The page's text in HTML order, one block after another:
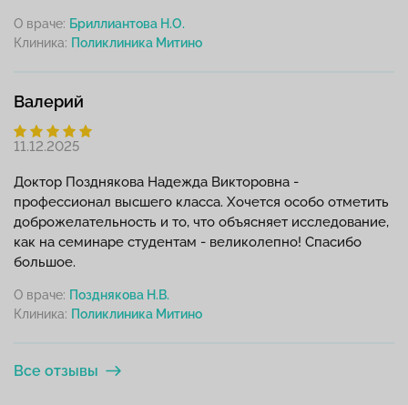
О враче: Бриллиантова Н.О.
Клиника:
Валерий
11.12.2025
Доктор Позднякова Надежда Викторовна -
профессионал высшего класса. Хочется особо отметить
доброжелательность и то, что объясняет исследование,
как на семинаре студентам - великолепно! Спасибо
большое.
О враче: Позднякова Н.В.
Клиника:
Все отзывы